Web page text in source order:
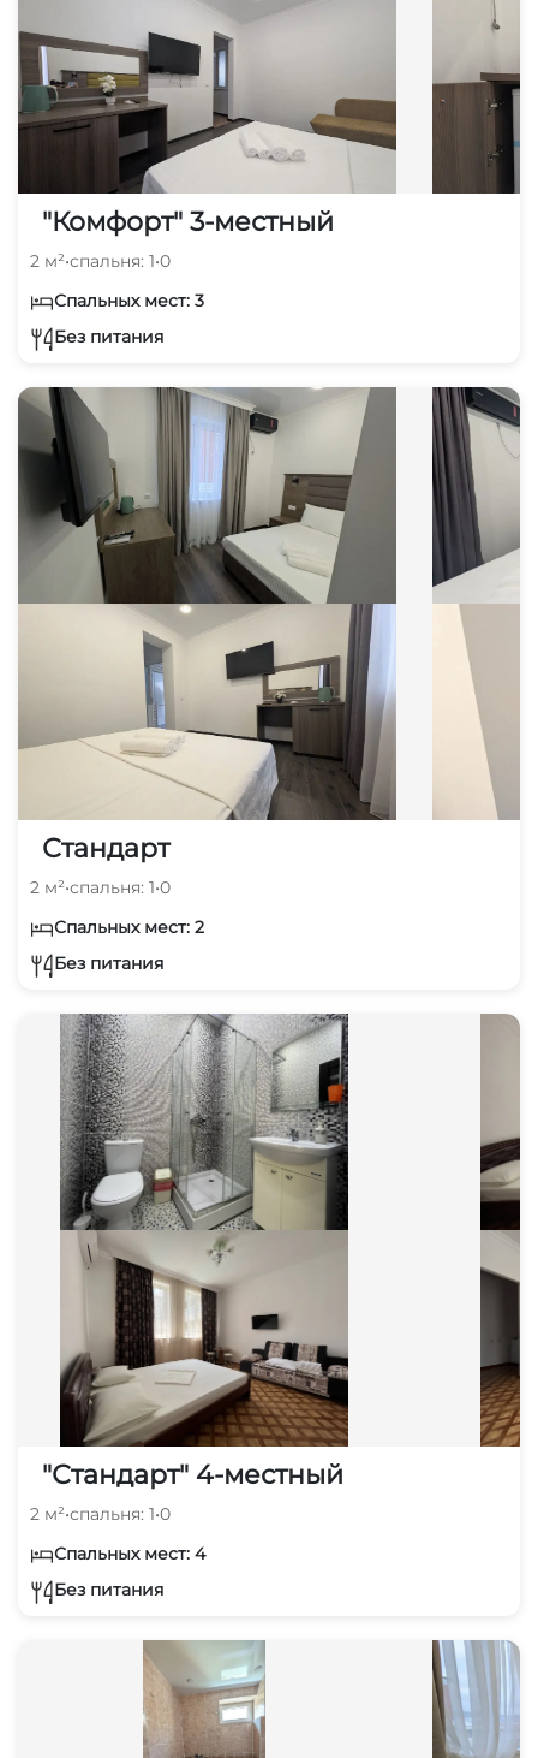
"Комфорт" 3-местный
2 м²•спальня: 1•0
Спальных мест: 3
Без питания
Стандарт
2 м²•спальня: 1•0
Спальных мест: 2
Без питания
"Стандарт" 4-местный
2 м²•спальня: 1•0
Спальных мест: 4
Без питания